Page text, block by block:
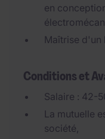
en
Maîtrise d'un
Conditions et
Salaire : 42-
La mutuelle
société,